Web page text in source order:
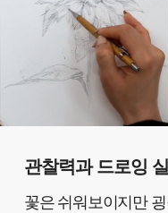
관찰력과 드로잉
꽃은 쉬워보이지만